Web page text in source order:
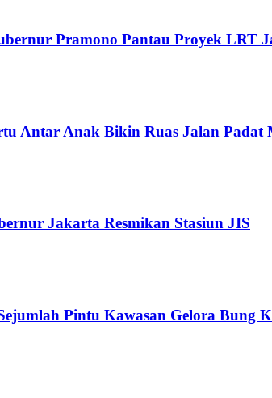
Pramono Pantau Proyek LRT
Antar Anak Bikin Ruas Jalan Padat
Jakarta Resmikan Stasiun JIS
Pintu Kawasan Gelora Bung